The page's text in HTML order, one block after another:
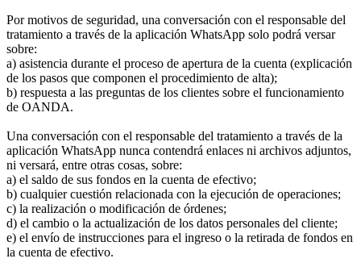
Por motivos de seguridad, una conversación con el responsable del
tratamiento a través de la aplicación WhatsApp solo podrá versar
sobre:
a) asistencia durante el proceso de apertura de la cuenta (explicación
de los pasos que componen el procedimiento de alta);
b) respuesta a las preguntas de los clientes sobre el funcionamiento
de OANDA.
Una conversación con el responsable del tratamiento a través de la
aplicación WhatsApp nunca contendrá enlaces ni archivos adjuntos,
ni versará, entre otras cosas, sobre:
a) el saldo de sus fondos en la cuenta de efectivo;
b) cualquier cuestión relacionada con la ejecución de operaciones;
c) la realización o modificación de órdenes;
d) el cambio o la actualización de los datos personales del cliente;
e) el envío de instrucciones para el ingreso o la retirada de fondos en
la cuenta de efectivo.